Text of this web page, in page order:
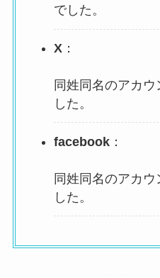
でした。
X：
同姓同名のアカ
した。
facebook：
同姓同名のアカ
した。